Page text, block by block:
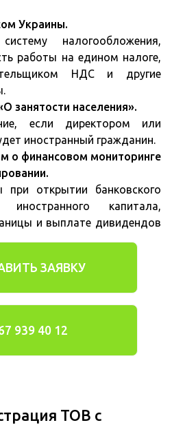
Украины.
налогообложения,
работы на едином налоге,
НДС и другие
занятости населения».
если директором или
иностранный гражданин.
о финансовом мониторинге
открытии банковского
иностранного капитала,
и выплате дивидендов
ЗАЯВКУ
939 40 12
ТОВ с